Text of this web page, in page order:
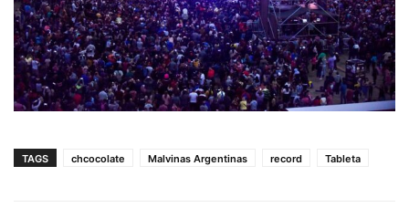
TAGS chcocolate Malvinas Argentinas record Tableta